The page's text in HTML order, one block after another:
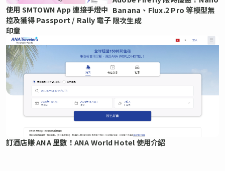
使用 SMTOWN App 連接手燈中
控及獲得 Passport / Rally 電子
印章
Banana、Flux.2 Pro 等模型無
限次生成
訂酒店賺 ANA 里數！ANA World Hotel 使用介紹